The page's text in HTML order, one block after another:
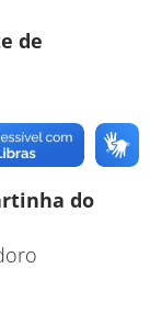
de
do